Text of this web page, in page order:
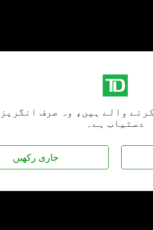
والے ہیں، وہ صرف
دستیاب ہے۔
جاری رکھیں